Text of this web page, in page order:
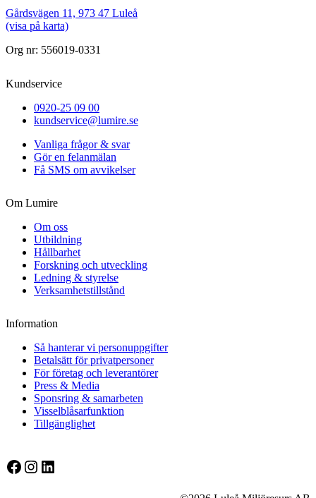
Gårdsvägen 11, 973 47 Luleå
(visa på karta)
Org nr: 556019-0331
Kundservice
0920-25 09 00
kundservice@lumire.se
Vanliga frågor & svar
Gör en felanmälan
Få SMS om avvikelser
Om Lumire
Om oss
Utbildning
Hållbarhet
Forskning och utveckling
Ledning & styrelse
Verksamhetstillstånd
Information
Så hanterar vi personuppgifter
Betalsätt för privatpersoner
För företag och leverantörer
Press & Media
Sponsring & samarbeten
Visselblåsarfunktion
Tillgänglighet
Facebook Instagram LinkedIn